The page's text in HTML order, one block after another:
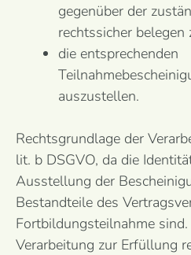
gegenüber der
rechtssicher belegen
die entsprechenden
auszustellen.
Rechtsgrundlage der
lit. b DSGVO, da die
Ausstellung der
Bestandteile des
Fortbildungsteilnahme
Verarbeitung zur Erfüllung